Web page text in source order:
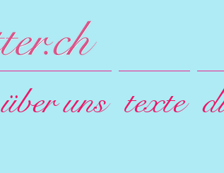
über uns texte